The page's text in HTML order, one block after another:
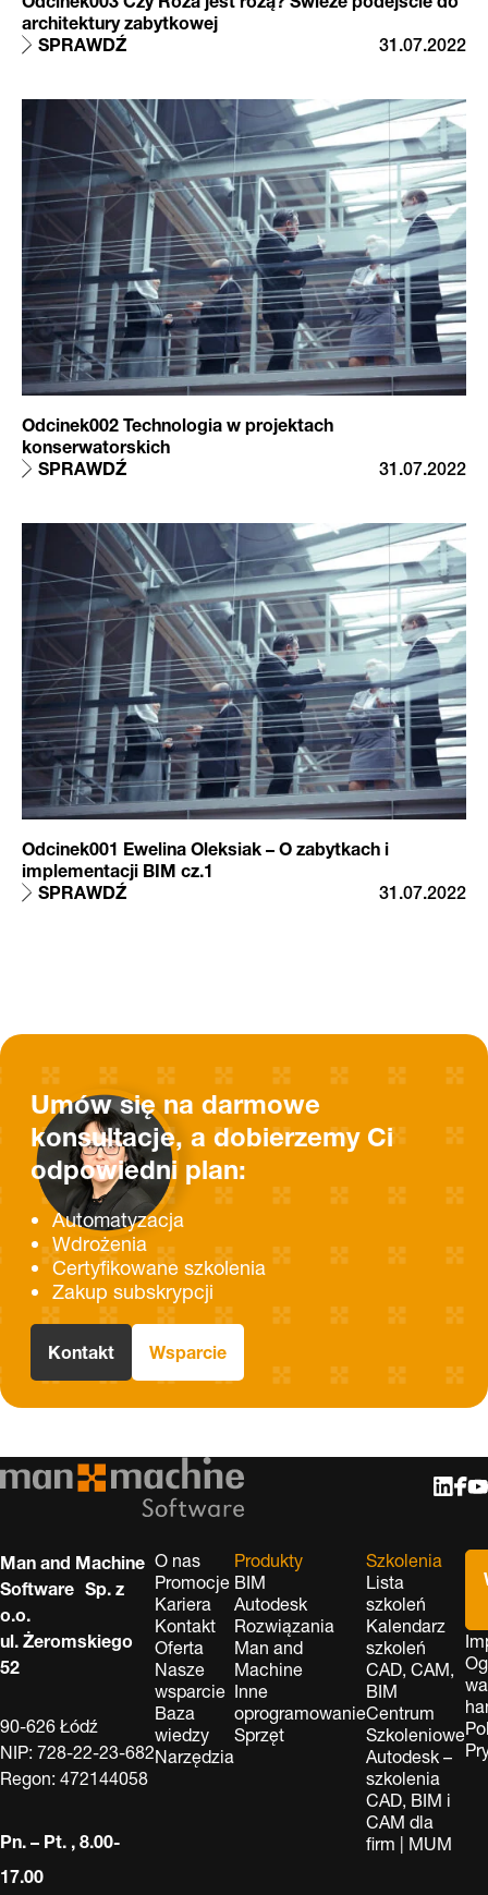
architektury zabytkowej
SPRAWDŹ
31.07.2022
Odcinek002 Technologia w projektach
konserwatorskich
SPRAWDŹ
31.07.2022
Odcinek001 Ewelina Oleksiak – O zabytkach i
implementacji BIM cz.1
SPRAWDŹ
31.07.2022
Umów się na darmowe
konsultacje, a dobierzemy Ci
odpowiedni plan:
Automatyzacja
Wdrożenia
Certyfikowane szkolenia
Zakup subskrypcji
Kontakt Wsparcie
Man and Machine
Software Sp. z
o.o.
ul. Żeromskiego
52
90-626 Łódź
NIP: 728-22-23-682
Regon: 472144058
Pn. – Pt. , 8.00-
17.00
O nas
Promocje
Kariera
Kontakt
Oferta
Nasze
wsparcie
Baza
wiedzy
Narzędzia
Produkty
BIM
Autodesk
Rozwiązania
Man and
Machine
Inne
oprogramowanie
Sprzęt
Szkolenia
Lista
szkoleń
Kalendarz
szkoleń
CAD, CAM,
BIM
Centrum
Szkoleniowe
Autodesk –
szkolenia
CAD, BIM i
CAM dla
firm | MUM